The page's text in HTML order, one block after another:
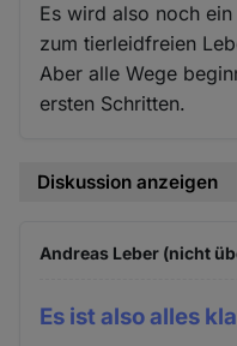
Es wird also noch
zum tierleidfreien
Aber alle Wege
ersten Schritten.
Diskussion anzeigen
Andreas Leber (nicht
Es ist also alles